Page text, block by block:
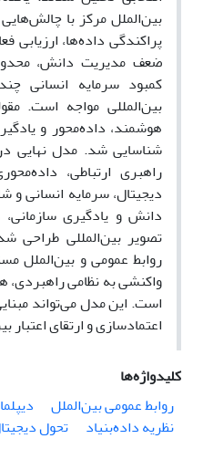
بین‌الملل مرکز با
پراکندگی داده‌ها، ارزیابی
ضعف مدیریت دانش،
کمبود سرمایه انسانی
بین‌المللی مواجه است.
هوشمند، داده‌محور و
شناسایی شد. مدل نهایی
راهبری ارتباطی،
دیجیتال، سرمایه انسانی
دانش و یادگیری
تصویر بین‌المللی طراحی
روابط عمومی و بین‌الملل
واکنشی به نظامی راهبردی،
است. این مدل می‌تواند
اعتمادسازی و ارتقای اعتبار
کلیدواژه‌ها
روابط عمومی بین‌الملل
نظریه داده‌بنیاد
تحول